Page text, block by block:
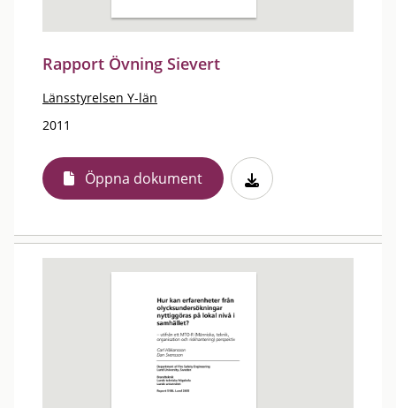
Rapport Övning Sievert
Länsstyrelsen Y-län
2011
Öppna dokument